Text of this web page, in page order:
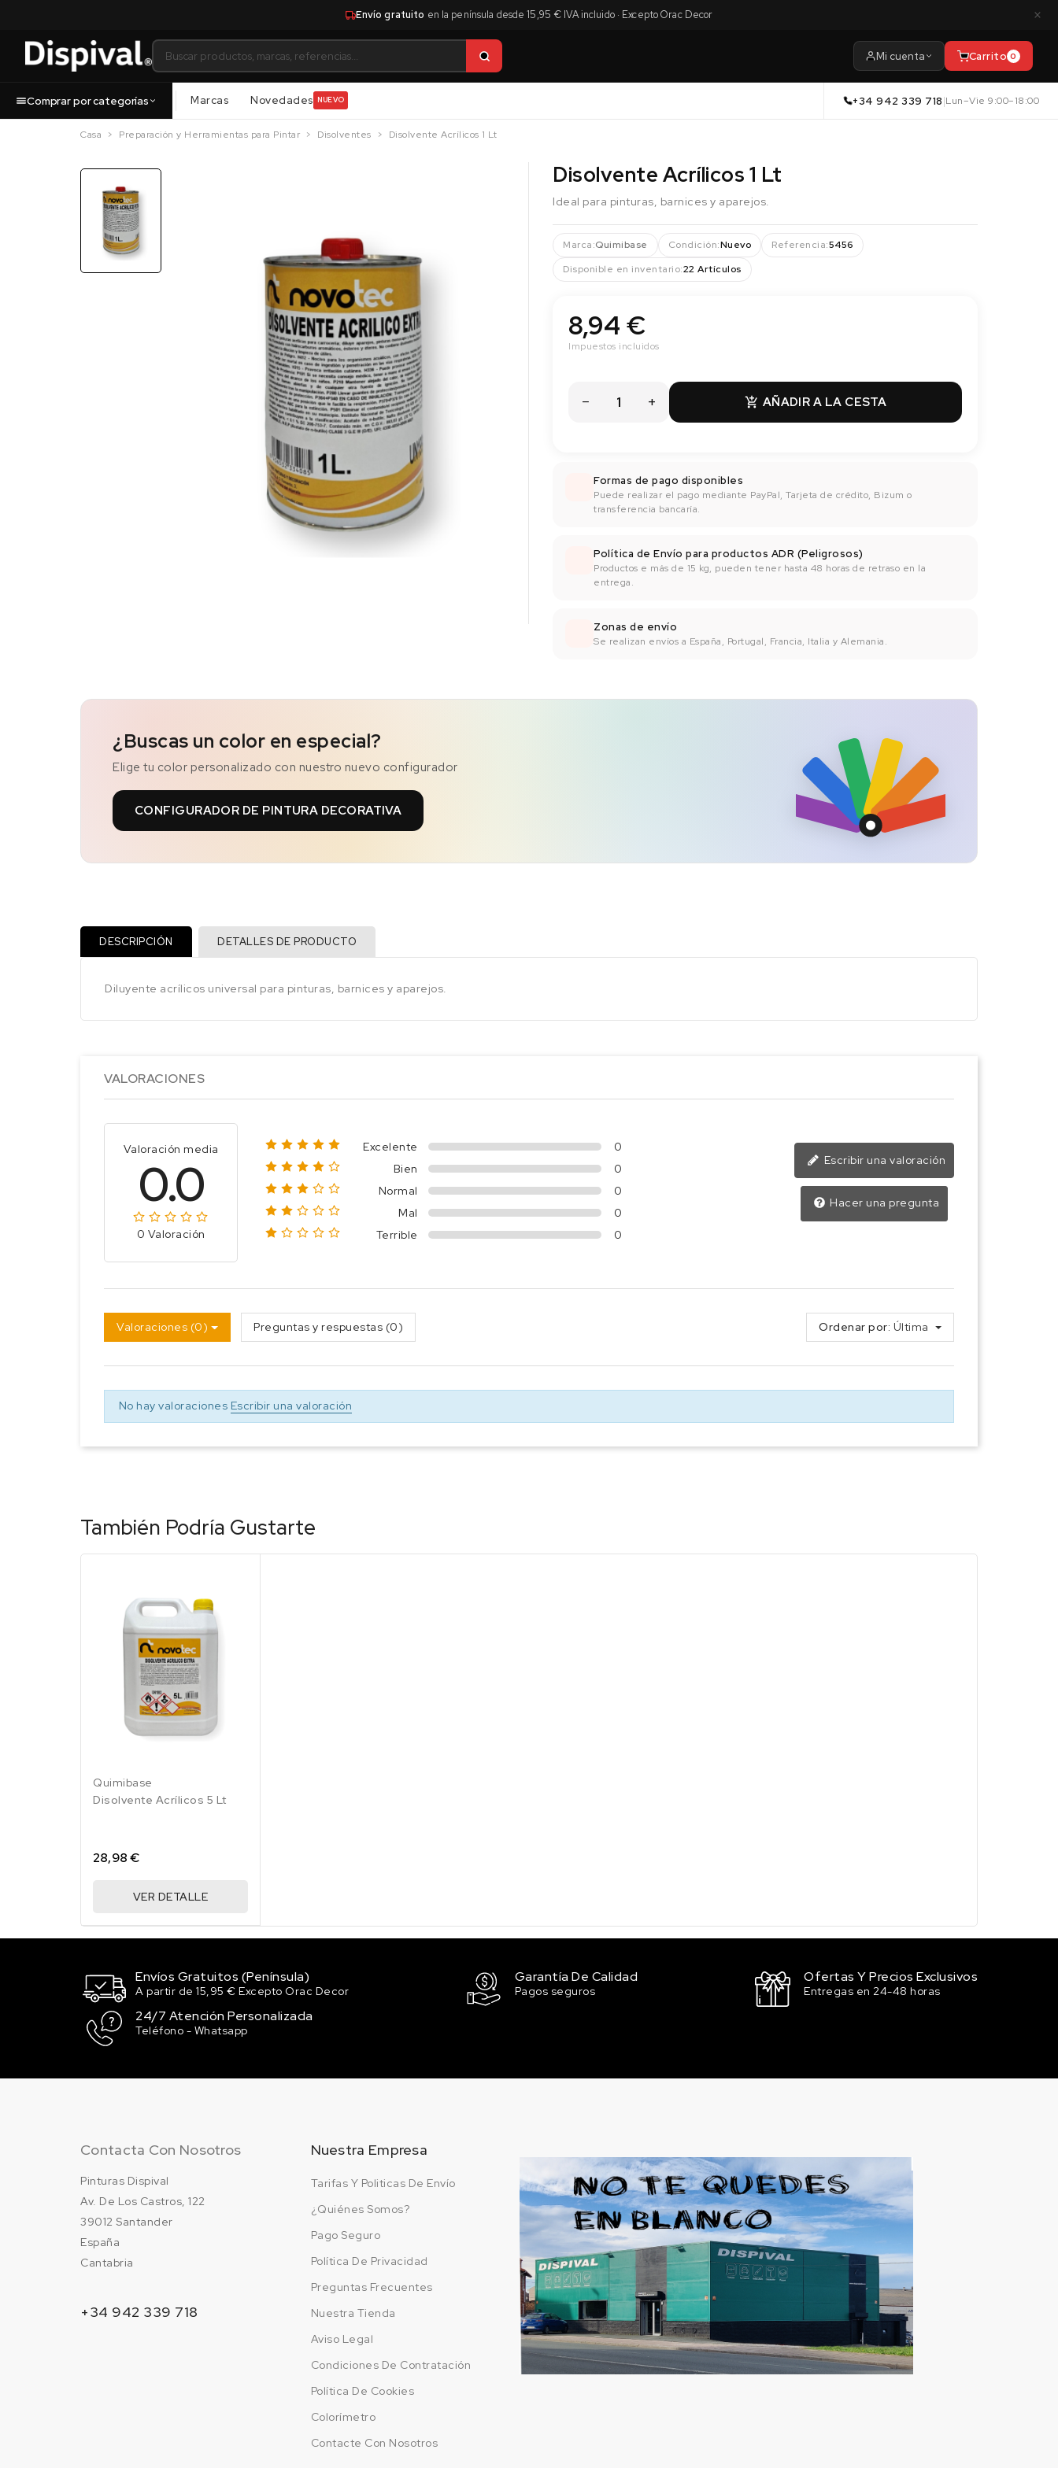
Envío gratuito en la península desde 15,95 € IVA incluido · Excepto Orac Decor ×
Mi cuenta Carrito 0
Comprar por categorías Marcas Novedades NUEVO +34 942 339 718|Lun–Vie 9:00–18:00
Casa Preparación y Herramientas para Pintar Disolventes Disolvente Acrílicos 1 Lt
Disolvente Acrílicos 1 Lt
Ideal para pinturas, barnices y aparejos.
Marca:Quimibase Condición:Nuevo Referencia:5456
Disponible en inventario:22 Artículos
8,94 €
Impuestos incluidos
 AÑADIR A LA CESTA
Formas de pago disponibles
Puede realizar el pago mediante PayPal, Tarjeta de crédito, Bizum o
transferencia bancaría.
Política de Envío para productos ADR (Peligrosos)
Productos e más de 15 kg, pueden tener hasta 48 horas de retraso en la
entrega.
Zonas de envío
Se realizan envíos a España, Portugal, Francia, Italia y Alemania.
¿Buscas un color en especial?
Elige tu color personalizado con nuestro nuevo configurador
CONFIGURADOR DE PINTURA DECORATIVA
DESCRIPCIÓN DETALLES DE PRODUCTO
Diluyente acrílicos universal para pinturas, barnices y aparejos.
VALORACIONES
Valoración media
0.0
0 Valoración
Excelente
0
Bien
0
Normal
0
Mal
0
Terrible
0
Escribir una valoración
Hacer una pregunta
Valoraciones (0) Preguntas y respuestas (0) Ordenar por: Última
No hay valoraciones Escribir una valoración
También Podría Gustarte
Quimibase
Disolvente Acrílicos 5 Lt
28,98 €
VER DETALLE
Envíos Gratuitos (Península)
A partir de 15,95 € Excepto Orac Decor
Garantía De Calidad
Pagos seguros
Ofertas Y Precios Exclusivos
Entregas en 24-48 horas
24/7 Atención Personalizada
Teléfono - Whatsapp
Contacta Con Nosotros
Pinturas Dispival
Av. De Los Castros, 122
39012 Santander
España
Cantabria
+34 942 339 718
Nuestra Empresa
Tarifas Y Politicas De Envío
¿Quiénes Somos?
Pago Seguro
Política De Privacidad
Preguntas Frecuentes
Nuestra Tienda
Aviso Legal
Condiciones De Contratación
Política De Cookies
Colorímetro
Contacte Con Nosotros